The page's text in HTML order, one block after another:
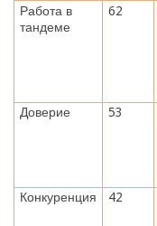
Работа в
тандеме
62
Доверие
53
Конкуренция
42